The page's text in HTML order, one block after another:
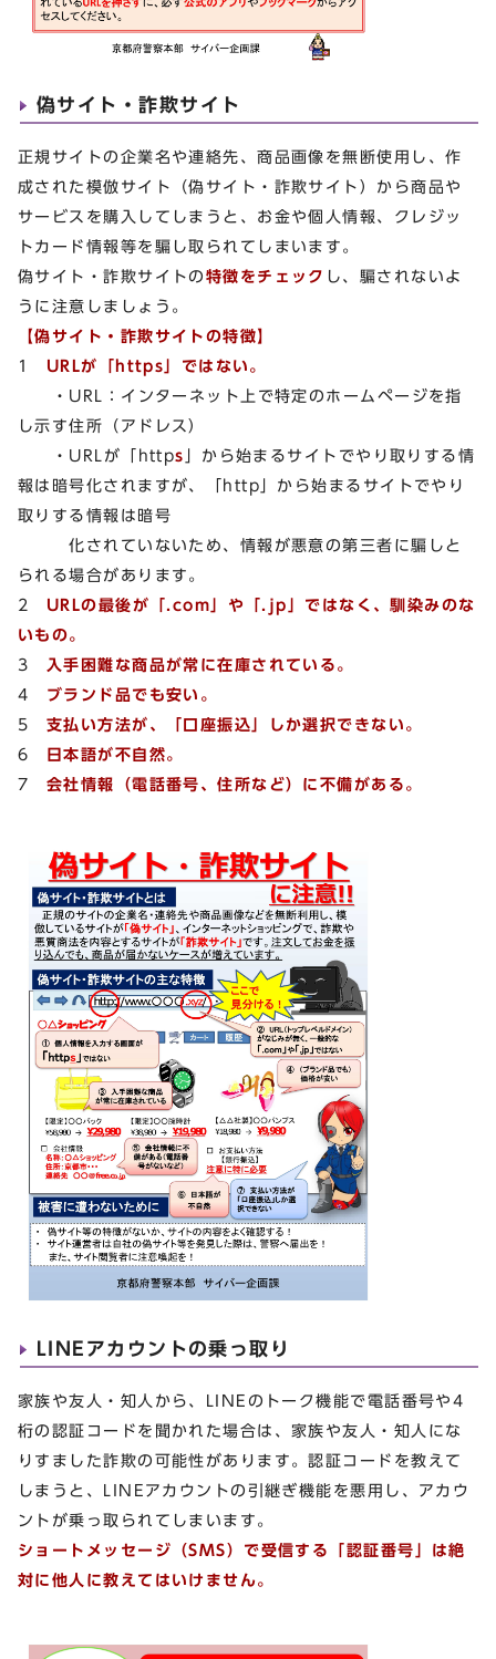
偽サイト・詐欺サイト
正規サイトの企業名や連絡先、商品画像を無断使用し、作
成された模倣サイト（偽サイト・詐欺サイト）から商品や
サービスを購入してしまうと、お金や個人情報、クレジッ
トカード情報等を騙し取られてしまいます。
偽サイト・詐欺サイトの 特徴をチェック し、騙されないよ
うに注意しましょう。
【偽サイト・詐欺サイトの特徴】
1
URLが「https」ではない。
・URL：インターネット上で特定のホームページを指
し示す住所（アドレス）
・URLが「https 」から始まるサイトでやり取りする情
報は暗号化されますが、「http」から始まるサイトでやり
取りする情報は暗号
化されていないため、情報が悪意の第三者に騙しと
られる場合があります。
2
URLの最後が「.com」や「.jp」ではなく、馴染みのな
いもの。
3 入手困難な商品が常に在庫されている。
4 ブランド品でも安い。
5 支払い方法が、「口座振込」しか選択できない。
6 日本語が不自然。
7 会社情報（電話番号、住所など）に不備がある。
LINEアカウントの乗っ取り
家族や友人・知人から、LINEのトーク機能で電話番号や4
桁の認証コードを聞かれた場合は、家族や友人・知人にな
りすました詐欺の可能性があります。認証コードを教えて
しまうと、LINEアカウントの引継ぎ機能を悪用し、アカウ
ントが乗っ取られてしまいます。
ショートメッセージ（SMS ）で受信する「認証番号」は絶
対に他人に教えてはいけません。